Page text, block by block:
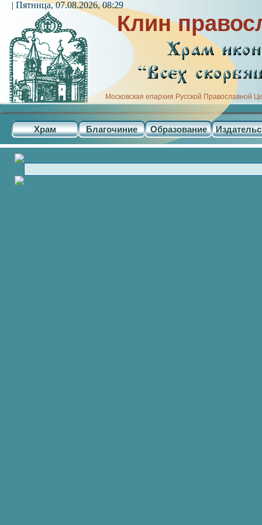
Клин
Московская епархия Русской Православной
Храм Благочиние Образование
| Пятница, 07.08.2026, 08:29